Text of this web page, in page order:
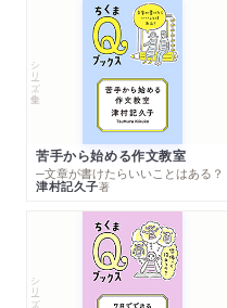
シリーズ・全集
苦手から始める作文教室
─文章が書けたらいいことはある？
津村記久子著
シリーズ・全集